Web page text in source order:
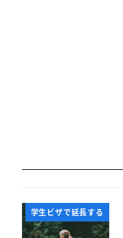
学生ビザで延長する